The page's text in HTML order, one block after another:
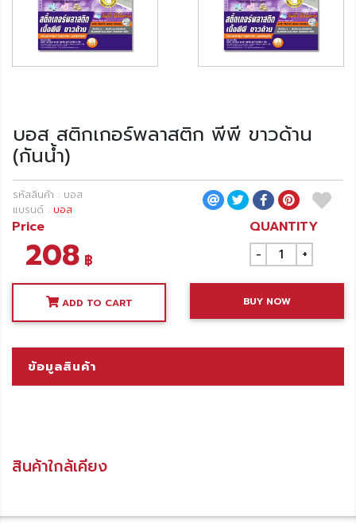
บอส สติกเกอร์พลาสติก พีพี ขาวด้าน
(กันน้ำ)
รหัสสินค้า : บอส
แบรนด์ : บอส
Price
208 ฿
QUANTITY
ADD TO CART BUY NOW
ข้อมูลสินค้า
สินค้าใกล้เคียง